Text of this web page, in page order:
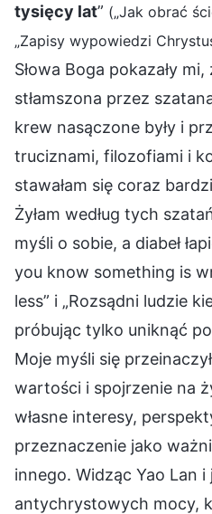
tysięcy lat” („Jak obrać
„Zapisy wypowiedzi
Słowa Boga pokazały
stłamszona przez
krew nasączone były i
truciznami, filozofiami i
stawałam się coraz
Żyłam według tych
myśli o sobie, a diabeł
you know something is
less” i „Rozsądni ludzie
próbując tylko uniknąć
Moje myśli się
wartości i spojrzenie na
własne interesy,
przeznaczenie jako
innego. Widząc Yao Lan i
antychrystowych mocy,